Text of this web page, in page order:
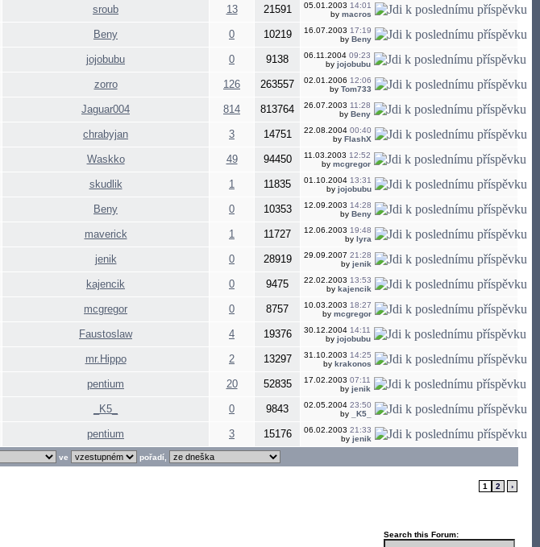
sroub 13 21591 05.01.2003 14:01
by macros
Beny 0 10219 16.07.2003 17:19
by Beny
jojobubu 0 9138 06.11.2004 09:23
by jojobubu
zorro 126 263557 02.01.2006 12:06
by Tom733
Jaguar004 814 813764 26.07.2003 11:28
by Beny
chrabyjan 3 14751 22.08.2004 00:40
by FlashX
Waskko 49 94450 11.03.2003 12:52
by mcgregor
skudlik 1 11835 01.10.2004 13:31
by jojobubu
Beny 0 10353 12.09.2003 14:28
by Beny
maverick 1 11727 12.06.2003 19:48
by lyra
jenik 0 28919 29.09.2007 21:28
by jenik
kajencik 0 9475 22.02.2003 13:53
by kajencik
mcgregor 0 8757 10.03.2003 18:27
by mcgregor
Faustoslaw 4 19376 30.12.2004 14:11
by jojobubu
mr.Hippo 2 13297 31.10.2003 14:25
by krakonos
pentium 20 52835 17.02.2003 07:11
by jenik
_K5_ 0 9843 02.05.2004 23:50
by
_K5_
pentium 3 15176 06.02.2003 21:33
by jenik
ve pořadí,
1 2 ›
Search this Forum: